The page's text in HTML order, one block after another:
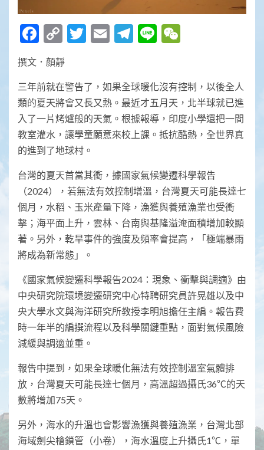
Facebook
Copy
Link
Twitter
EmailTelegram
Line
撰文．顏靜
三年前就在警告了，如果全球暖化沒有控制，以後全人
類的夏天將會又長又熱。最近才五月天，北半球就已進
入了一片烤爐般的天氣。根據報導，印度小學還把一間
教室灌水，讓學童願意來校上課。抵抗酷熱，全世界真
的進到了地球村。
台灣的夏天首當其衝，據國家氣候變遷科學報告
（2024），若無法有效控制增溫，台灣夏天可能長達七
個月，水稻、玉米產量下降，漁獲與養殖漁業也受衝
擊；海平面上升，雲林、台南與基隆溢淹面積增加較顯
著。另外，乾旱事件的強度及頻率會提高，「極端暴雨
將成為新常態」。
《國家氣候變遷科學報告2024：現象、衝擊與調適》由
中央研究院環境變遷研究中心特聘研究員許晃雄以及中
央大學水文與海洋研究所教授李明旭擔任主編。報告費
時一年半的編撰流程以及科學關鍵重點，面對氣候風險
減緩與調適並重。
報告中提到，如果全球暖化無法有效控制溫室氣體排
放，台灣夏天可能長達七個月，高溫超過攝氏36℃的天
數將增加75天。
另外，海水的升溫也會影響漁獲與養殖漁業，台灣北部
海域劍尖槍鎖管（小卷），海水溫度上升攝氏1℃，單